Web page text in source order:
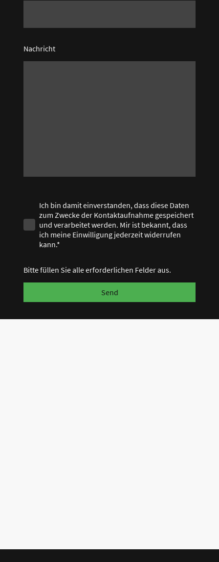
Nachricht
Ich bin damit einverstanden, dass diese Daten
zum Zwecke der Kontaktaufnahme gespeichert
und verarbeitet werden. Mir ist bekannt, dass
ich meine Einwilligung jederzeit widerrufen
kann.*
Bitte füllen Sie alle erforderlichen Felder aus.
Send